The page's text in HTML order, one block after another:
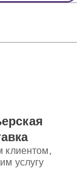
услугу